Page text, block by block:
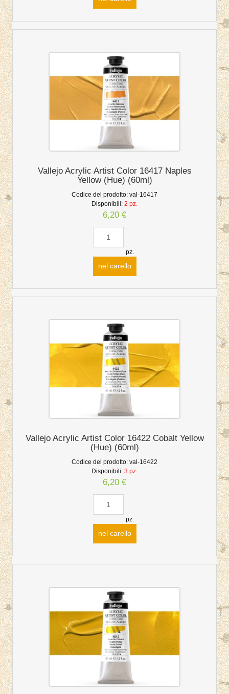
Vallejo Acrylic Artist Color 16417 Naples
Yellow (Hue) (60ml)
Codice del prodotto: val-16417
Disponibili: 2 pz.
6,20 €
pz.
nel carello
Vallejo Acrylic Artist Color 16422 Cobalt Yellow
(Hue) (60ml)
Codice del prodotto: val-16422
Disponibili: 3 pz.
6,20 €
pz.
nel carello